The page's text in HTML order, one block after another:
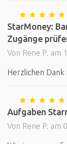
StarMoney:
Zugänge
Von Rene P. am
Herzlichen
Aufgaben
Von Rene P. am